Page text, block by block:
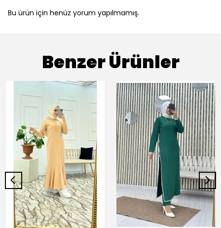
Bu ürün için henüz yorum yapılmamış.
Benzer Ürünler